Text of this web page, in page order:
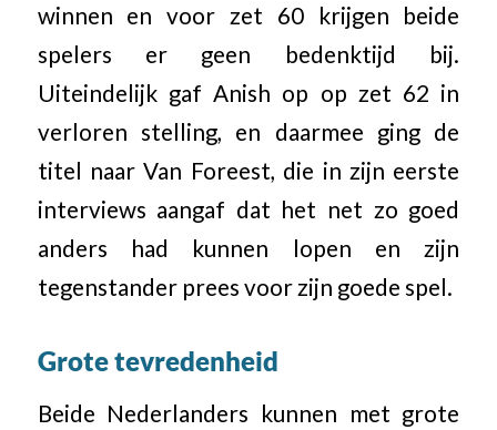
winnen en voor zet 60 krijgen beide
spelers er geen bedenktijd bij.
Uiteindelijk gaf Anish op op zet 62 in
verloren stelling, en daarmee ging de
titel naar Van Foreest, die in zijn eerste
interviews aangaf dat het net zo goed
anders had kunnen lopen en zijn
tegenstander prees voor zijn goede spel.
Grote tevredenheid
Beide Nederlanders kunnen met grote